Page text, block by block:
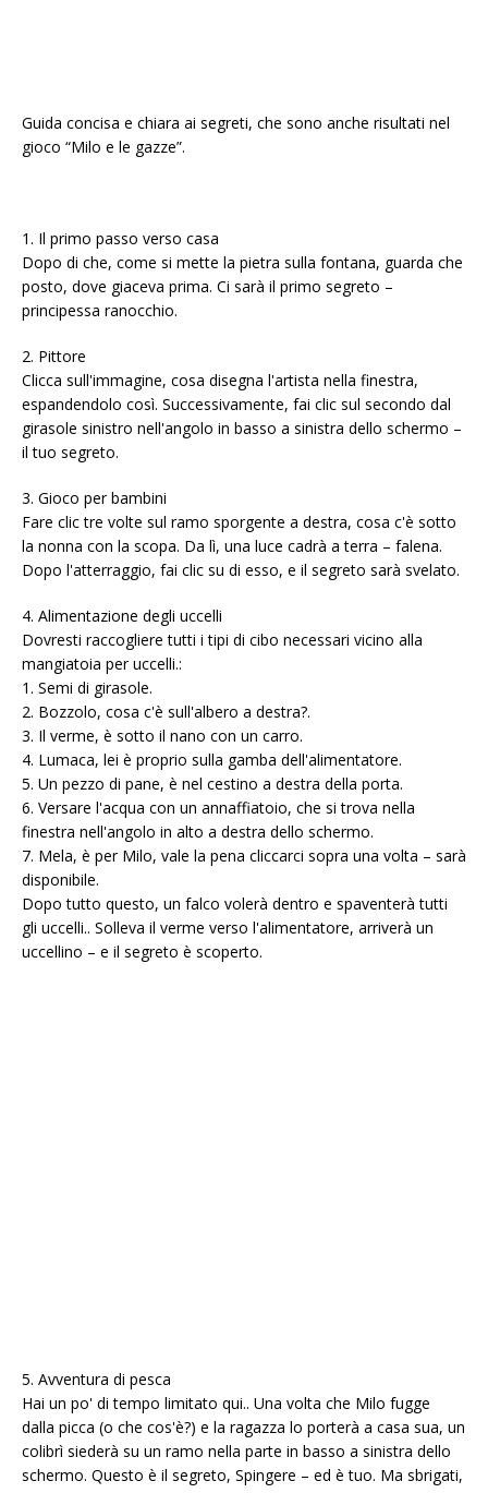
Guida concisa e chiara ai segreti, che sono anche risultati nel
gioco “Milo e le gazze”.
1. Il primo passo verso casa
Dopo di che, come si mette la pietra sulla fontana, guarda che
posto, dove giaceva prima. Ci sarà il primo segreto –
principessa ranocchio.
2. Pittore
Clicca sull'immagine, cosa disegna l'artista nella finestra,
espandendolo così. Successivamente, fai clic sul secondo dal
girasole sinistro nell'angolo in basso a sinistra dello schermo –
il tuo segreto.
3. Gioco per bambini
Fare clic tre volte sul ramo sporgente a destra, cosa c'è sotto
la nonna con la scopa. Da lì, una luce cadrà a terra – falena.
Dopo l'atterraggio, fai clic su di esso, e il segreto sarà svelato.
4. Alimentazione degli uccelli
Dovresti raccogliere tutti i tipi di cibo necessari vicino alla
mangiatoia per uccelli.:
1. Semi di girasole.
2. Bozzolo, cosa c'è sull'albero a destra?.
3. Il verme, è sotto il nano con un carro.
4. Lumaca, lei è proprio sulla gamba dell'alimentatore.
5. Un pezzo di pane, è nel cestino a destra della porta.
6. Versare l'acqua con un annaffiatoio, che si trova nella
finestra nell'angolo in alto a destra dello schermo.
7. Mela, è per Milo, vale la pena cliccarci sopra una volta – sarà
disponibile.
Dopo tutto questo, un falco volerà dentro e spaventerà tutti
gli uccelli.. Solleva il verme verso l'alimentatore, arriverà un
uccellino – e il segreto è scoperto.
5. Avventura di pesca
Hai un po' di tempo limitato qui.. Una volta che Milo fugge
dalla picca (o che cos'è?) e la ragazza lo porterà a casa sua, un
colibrì siederà su un ramo nella parte in basso a sinistra dello
schermo. Questo è il segreto, Spingere – ed è tuo. Ma sbrigati,